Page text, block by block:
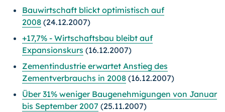
Bauwirtschaft blickt optimistisch auf
2008 (24.12.2007)
+17,7% - Wirtschaftsbau bleibt auf
Expansionskurs (16.12.2007)
Zementindustrie erwartet Anstieg des
Zementverbrauchs in 2008 (16.12.2007)
Über 31% weniger Baugenehmigungen von Januar
bis September 2007 (25.11.2007)